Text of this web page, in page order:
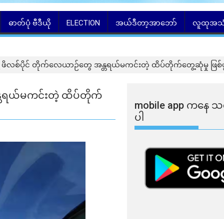
ဓာတ်ပုံ ဗီဒီယို ELECTION အယ်ဒီတာ့အာဘော် လူထုအ
စ်ပိုင် တိုက်လေယာဉ်တွေ အန္တရယ်မကင်းတဲ့ ထိပ်တိုက်တွေ့ဆုံမှု ဖြစ်ပွ
ရယ်မကင်းတဲ့ ထိပ်တိုက်
mobile app ​​ကနေ
ပါ